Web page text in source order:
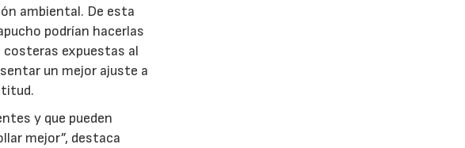
ambiental. De esta
podrían hacerlas
costeras expuestas al
un mejor ajuste a
y que pueden
mejor”, destaca